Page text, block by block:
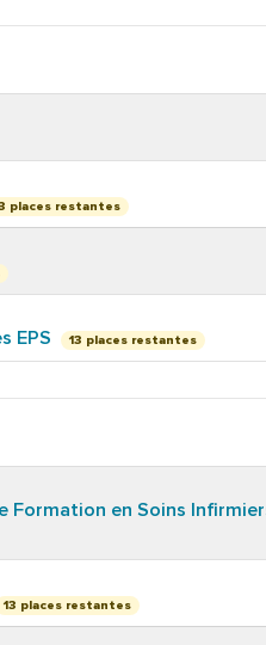
places restantes
EPS 13 places restantes
Formation en Soins
13 places restantes